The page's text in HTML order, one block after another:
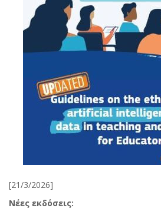
[21/3/2026]
Νέες εκδόσεις: